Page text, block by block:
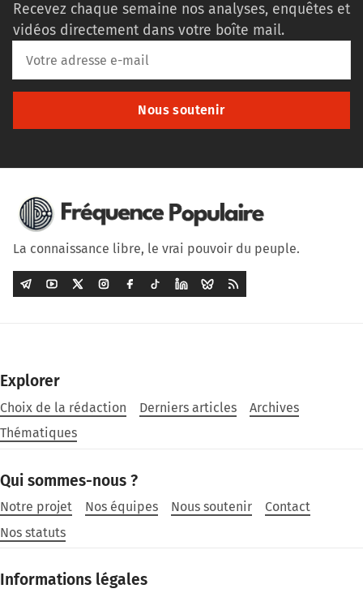
Recevez chaque semaine nos analyses, enquêtes et
vidéos directement dans votre boîte mail.
Nous soutenir
La connaissance libre, le vrai pouvoir du peuple.
Explorer
Choix de la rédaction Derniers articles
Archives
Thématiques
Qui sommes-nous ?
Notre projet Nos équipes Nous soutenir
Contact
Nos statuts
Informations légales